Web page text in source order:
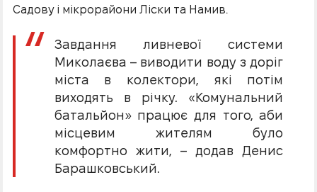
Садову і мікрорайони Ліски та Намив.
Завдання ливневої системи
Миколаєва – виводити воду з доріг
міста в колектори, які потім
виходять в річку. «Комунальний
батальйон» працює для того, аби
місцевим жителям було
комфортно жити, – додав Денис
Барашковський.